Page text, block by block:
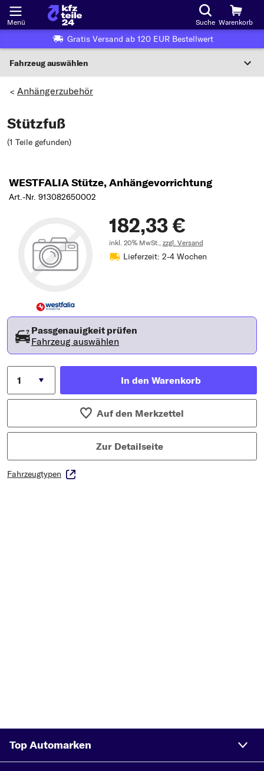
Menü Suche Warenkorb
Gratis Versand ab 120 EUR Bestellwert
Fahrzeug auswählen
Wo finde ich die?
Oder Fahrzeugauswahl nach Kriterien:
Modell wählen
Typ wählen
> Anhängerzubehör
Stützfuß
(1 Teile gefunden)
WESTFALIA Stütze, Anhängevorrichtung
Art.-Nr. 913082650002
182,33 €
inkl. 20% MwSt., zzgl. Versand
Lieferzeit: 2-4 Wochen
Passgenauigkeit prüfen
Fahrzeug auswählen
In den Warenkorb
Auf den Merkzettel
Zur Detailseite
Fahrzeugtypen
Top Automarken